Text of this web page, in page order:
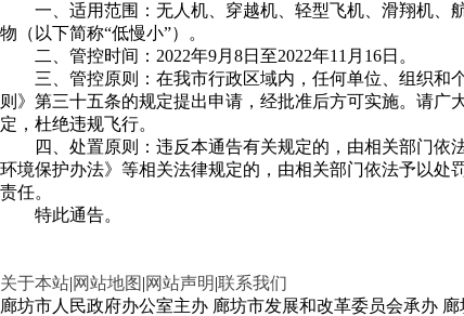
一、适用范围：无人机、穿越机、轻型飞机、滑翔机、
物（以下简称“低慢小”）。
二、管控时间：2022年9月8日至2022年11月16日。
三、管控原则：在我市行政区域内，任何单位、组织和
则》第三十五条的规定提出申请，经批准后方可实施。请
定，杜绝违规飞行。
四、处置原则：违反本通告有关规定的，由相关部门
环境保护办法》等相关法律规定的，由相关部门依法予以
责任。
特此通告。
关于本站|网站地图 |网站声明|联系我们
廊坊市人民政府办公室主办 廊坊市发展和改革委员会承办